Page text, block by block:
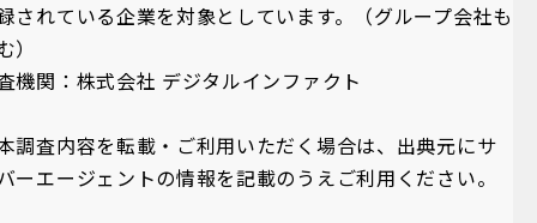
されている企業を対象としています。（グループ会社も
）
機関：株式会社 デジタルインファクト
調査内容を転載・ご利用いただく場合は、出典元にサ
ーエージェントの情報を記載のうえご利用ください。